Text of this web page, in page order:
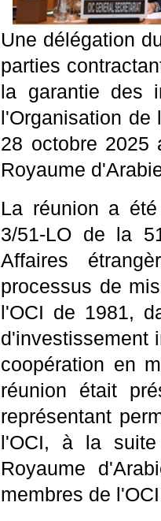
Une délégation
parties
la garantie des
l'Organisation de
28 octobre 2025
Royaume
La réunion a
3/51-LO de la
Affaires
processus de
l'OCI de 1981,
d'investissement
coopération en
réunion était
représentant
l'OCI, à la suite
Royaume
membres de